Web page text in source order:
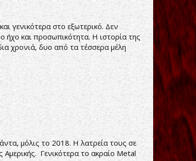
γενικότερα στο εξωτερικό. Δεν
ήχο και προσωπικότητα. Η ιστορία της
χρονιά, δυο από τα τέσσερα μέλη
μόλις το 2018. Η λατρεία τους σε
Γενικότερα το ακραίο Metal